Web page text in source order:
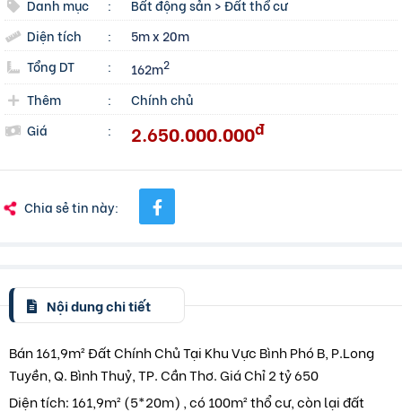
Danh mục
: Bất động sản >Đất thổ cư
Diện tích
:
5m x 20m
Tổng DT
: 162m2
Thêm :
Chính chủ
Giá
: 2.650.000.000đ
Chia sẻ tin này:
Nội dung chi tiết
Bán 161,9m² Đất Chính Chủ Tại Khu Vực Bình Phó B, P.Long
Tuyền, Q. Bình Thuỷ, TP. Cần Thơ. Giá Chỉ 2 tỷ 650
Diện tích: 161,9m² (5*20m) , có 100m² thổ cư, còn lại đất